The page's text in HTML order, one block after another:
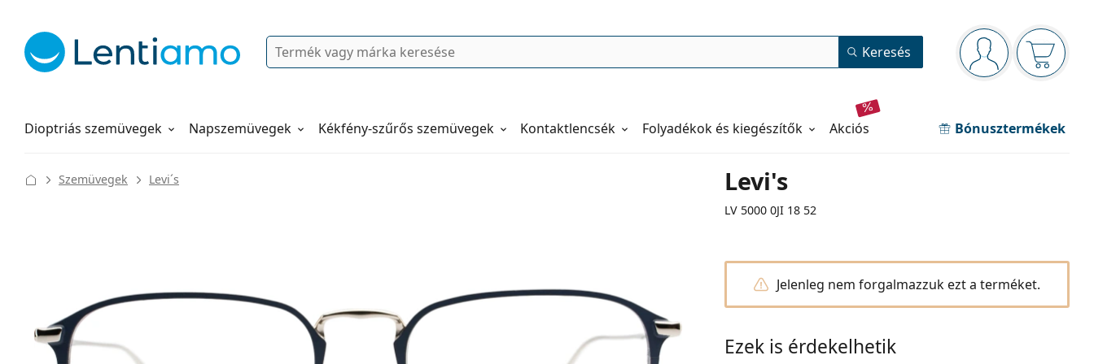
Navigációs panel
Bejelentkezve
Kosara
Keresés Keresés
Kontaktlencsék
Folyadékok
Dioptriás szemüvegek Napszemüvegek Kékfény-szűrős szemüvegek Folyadékok és kiegészítők akciós Bónusztermékek
Hogyan rendeljen
Levi's
LV 5000 0JI 18 52
Szemüvegek Levi´s
Jelenleg nem forgalmazzuk ezt a terméket.
Ezek is érdekelhetik